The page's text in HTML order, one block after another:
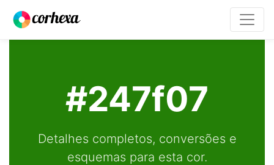
#247f07
Detalhes completos, conversões e
esquemas para esta cor.